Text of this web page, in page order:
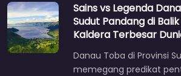
Sains vs Legenda
Sudut Pandang di
Kaldera Terbesar
Danau Toba di Provinsi
memegang predikat